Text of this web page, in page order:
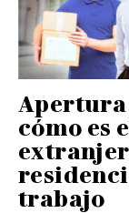
cómo es
trabajo